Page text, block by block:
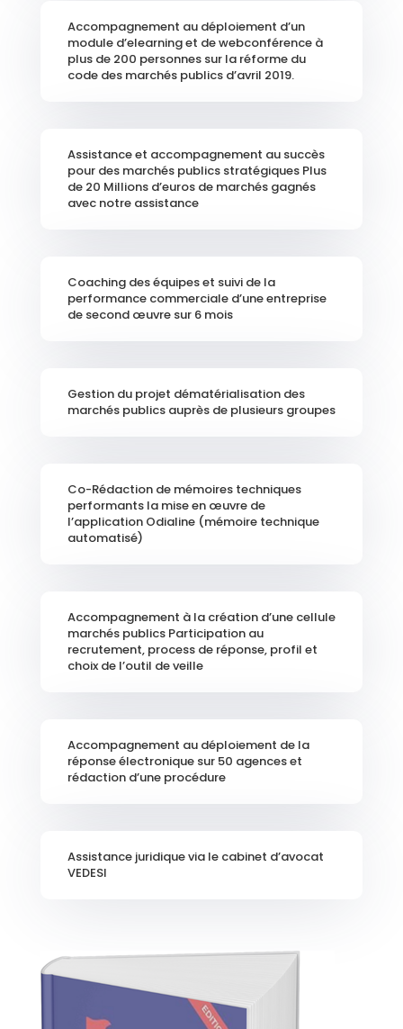
Accompagnement au déploiement d’un
module d’elearning et de webconférence à
plus de 200 personnes sur la réforme du
code des marchés publics d’avril 2019.
Assistance et accompagnement au succès
pour des marchés publics stratégiques Plus
de 20 Millions d’euros de marchés gagnés
avec notre assistance
Coaching des équipes et suivi de la
performance commerciale d’une entreprise
de second œuvre sur 6 mois
Gestion du projet dématérialisation des
marchés publics auprès de plusieurs groupes
Co-Rédaction de mémoires techniques
performants la mise en œuvre de
l’application Odialine (mémoire technique
automatisé)
Accompagnement à la création d’une cellule
marchés publics Participation au
recrutement, process de réponse, profil et
choix de l’outil de veille
Accompagnement au déploiement de la
réponse électronique sur 50 agences et
rédaction d’une procédure
Assistance juridique via le cabinet d’avocat
VEDESI